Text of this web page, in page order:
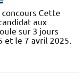
concours Cette
aux
sur 3 jours
et le 7 avril 2025.